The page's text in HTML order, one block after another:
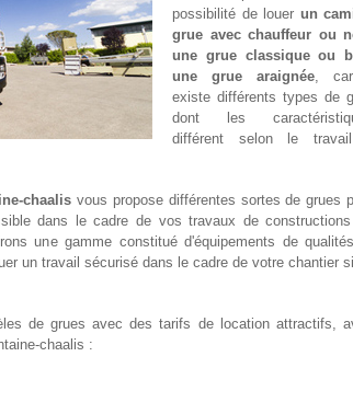
possibilité de louer un
grue avec chauffeur ou
une grue classique ou
une grue araignée,
existe différents types de
dont les
différent selon le
chaalis vous propose différentes sortes de grues
dans le cadre de vos travaux de
une gamme constitué d'équipements de
un travail sécurisé dans le cadre de votre chantier
de grues avec des tarifs de location attractifs,
chaalis :